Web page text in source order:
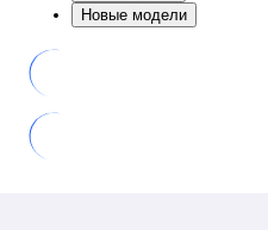
Новые модели